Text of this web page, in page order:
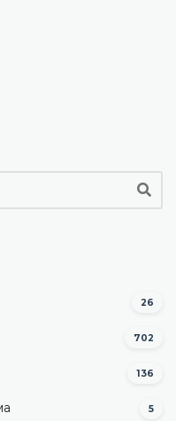
26
702
136
5